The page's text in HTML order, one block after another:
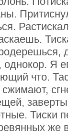
Я
что.
Тиски
же